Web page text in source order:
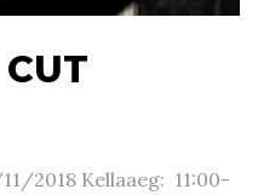
2018 Kellaaeg: 11:00-